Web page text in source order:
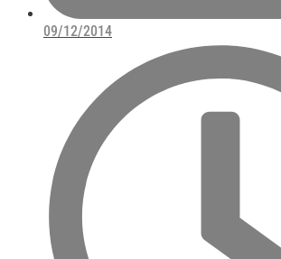
09/12/2014